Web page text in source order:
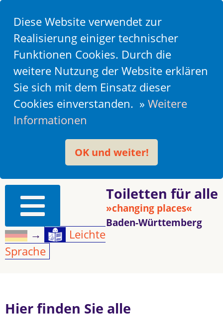
Diese Website verwendet zur
Realisierung einiger technischer
Funktionen Cookies. Durch die
weitere Nutzung der Website erklären
Sie sich mit dem Einsatz dieser
Cookies einverstanden. » Weitere
Informationen
OK und weiter!
Toiletten für alle
»changing places«
Baden-Württemberg
→
Leichte
Sprache
Hier finden Sie alle